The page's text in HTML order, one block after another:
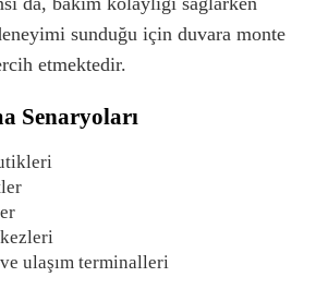
sunduğu için duvara monte
etmektedir.
Senaryoları
ulaşım terminalleri